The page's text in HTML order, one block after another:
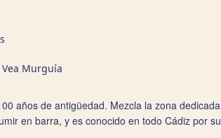
Murguía
años de antigüedad. Mezcla la zona dedicada
en barra, y es conocido en todo Cádiz por su